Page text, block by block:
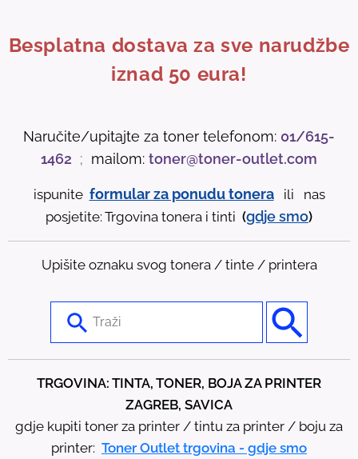
Besplatna dostava za sve narudžbe
iznad 50 eura!
Naručite/upitajte za toner telefonom: 01/615-
1462 ; mailom: toner@toner-outlet.com
ispunite formular za ponudu tonera
ili nas
posjetite: Trgovina tonera i tinti (gdjesmo)
Upišite oznaku svog tonera / tinte / printera
t
TRGOVINA: TINTA, TONER, BOJA ZA PRINTER
ZAGREB, SAVICA
gdje kupiti toner za printer / tintu za printer / boju za
printer: Toner Outlet trgovina - gdje smo